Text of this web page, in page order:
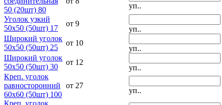
50 (20шт) 80
уп..
Уголок узкий
50х50 (50шт) 17
от 9
уп..
Широкий уголок
50х50 (50шт) 25
от 10
уп..
Широкий уголок
50х50 (50шт) 30
от 12
уп..
Креп. уголок
равносторонний
60х60 (50шт) 100
от 27
уп..
Креп. уголок